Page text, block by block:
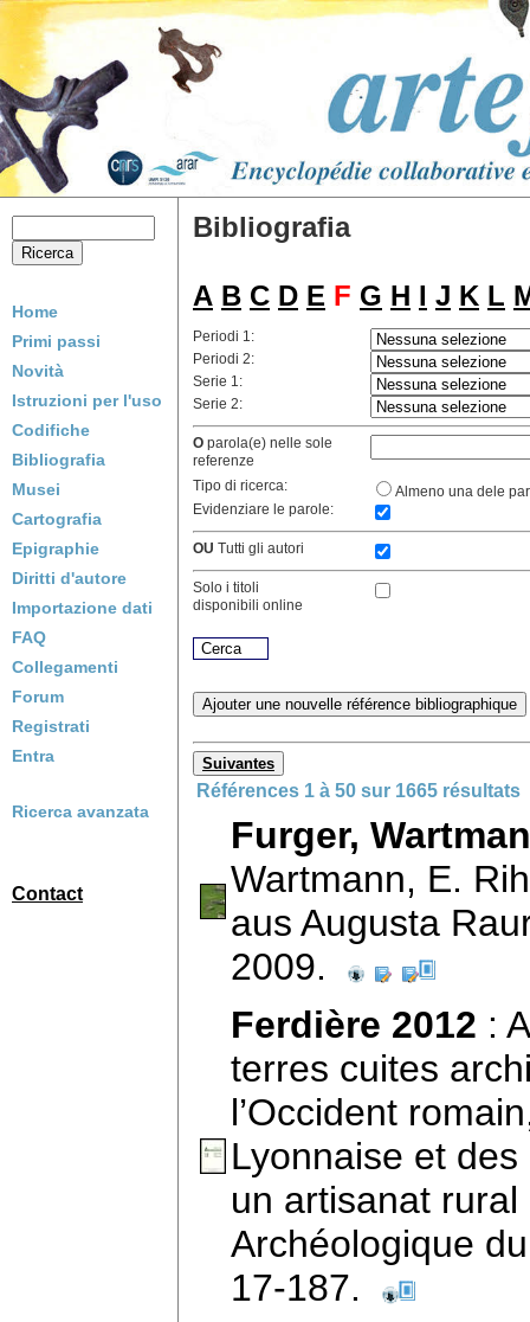
Home
Primi passi
Novità
Istruzioni per l'uso
Codifiche
Bibliografia
Musei
Cartografia
Epigraphie
Diritti d'autore
Importazione dati
FAQ
Collegamenti
Forum
Registrati
Entra
Ricerca avanzata
Contact
Bibliografia
A B C D E F G H I J K L
Periodi 1:
Periodi 2:
Serie 1:
Serie 2:
O parola(e) nelle sole
referenze
Tipo di ricerca:
Almeno una dele
Evidenziare le parole:
OU Tutti gli autori
Solo i titoli
disponibili online
Ajouter une nouvelle référence bibliographique
Suivantes
Références 1 à 50 sur 1665 résultats
Furger,
Wartmann, E.
aus Augusta
2009.
Ferdière 2012 :
terres cuites
l’Occident
Lyonnaise et
un artisanat
Archéologique
17-187.